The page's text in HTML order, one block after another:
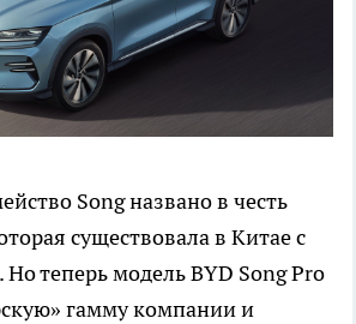
Song названо в честь
существовала в Китае с
Но теперь модель BYD Song Pro
гамму компании и